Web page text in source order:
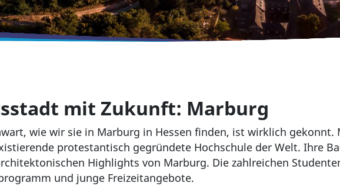
mit Zukunft: Marburg
wie wir sie in Marburg in Hessen finden, ist wirklich gekonnt.
protestantisch gegründete Hochschule der Welt. Ihre
Highlights von Marburg. Die zahlreichen
und junge Freizeitangebote.